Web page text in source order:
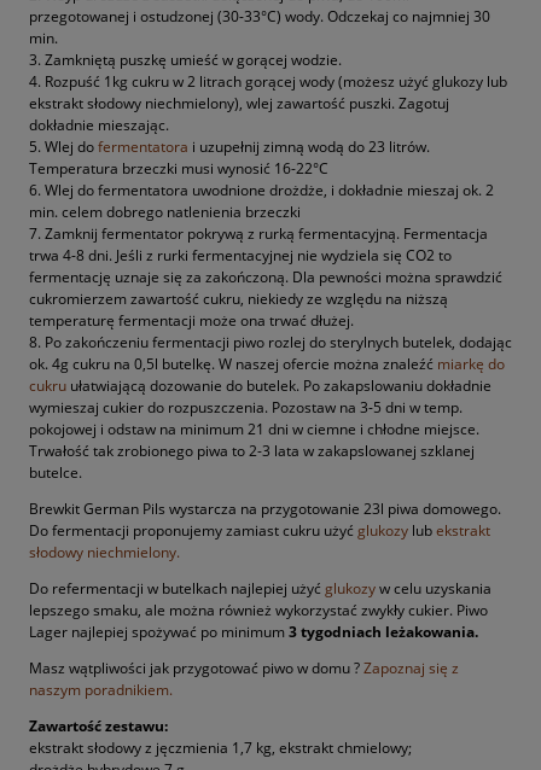
przegotowanej i ostudzonej (30-33°C) wody. Odczekaj co najmniej 30
min.
3. Zamkniętą puszkę umieść w gorącej wodzie.
4. Rozpuść 1kg cukru w 2 litrach gorącej wody (możesz użyć glukozy lub
ekstrakt słodowy niechmielony), wlej zawartość puszki. Zagotuj
dokładnie mieszając.
5. Wlej dofermentatora i uzupełnij zimną wodą do 23 litrów.
Temperatura brzeczki musi wynosić 16-22°C
6. Wlej do fermentatora uwodnione drożdże, i dokładnie mieszaj ok. 2
min. celem dobrego natlenienia brzeczki
7. Zamknij fermentator pokrywą z rurką fermentacyjną. Fermentacja
trwa 4-8 dni. Jeśli z rurki fermentacyjnej nie wydziela się CO2 to
fermentację uznaje się za zakończoną. Dla pewności można sprawdzić
cukromierzem zawartość cukru, niekiedy ze względu na niższą
temperaturę fermentacji może ona trwać dłużej.
8. Po zakończeniu fermentacji piwo rozlej do sterylnych butelek, dodając
ok. 4g cukru na 0,5l butelkę. W naszej ofercie można znaleźć miarkę do
cukru ułatwiającą dozowanie do butelek. Po zakapslowaniu dokładnie
wymieszaj cukier do rozpuszczenia. Pozostaw na 3-5 dni w temp.
pokojowej i odstaw na minimum 21 dni w ciemne i chłodne miejsce.
Trwałość tak zrobionego piwa to 2-3 lata w zakapslowanej szklanej
butelce.
Brewkit German Pils wystarcza na przygotowanie 23l piwa domowego.
Do fermentacji proponujemy zamiast cukru użyć glukozy lubekstrakt
słodowy niechmielony.
Do refermentacji w butelkach najlepiej użyć glukozyw celu uzyskania
lepszego smaku, ale można również wykorzystać zwykły cukier. Piwo
Lager najlepiej spożywać po minimum3 tygodniach leżakowania.
Masz wątpliwości jak przygotować piwo w domu ?Zapoznaj się z
naszym poradnikiem.
Zawartość zestawu:
ekstrakt słodowy z jęczmienia 1,7 kg, ekstrakt chmielowy;